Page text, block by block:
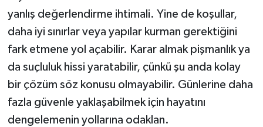
yanlış değerlendirme ihtimali. Yine de koşullar,
daha iyi sınırlar veya yapılar kurman gerektiğini
fark etmene yol açabilir. Karar almak pişmanlık ya
da suçluluk hissi yaratabilir, çünkü şu anda kolay
bir çözüm söz konusu olmayabilir. Günlerine daha
fazla güvenle yaklaşabilmek için hayatını
dengelemenin yollarına odaklan.